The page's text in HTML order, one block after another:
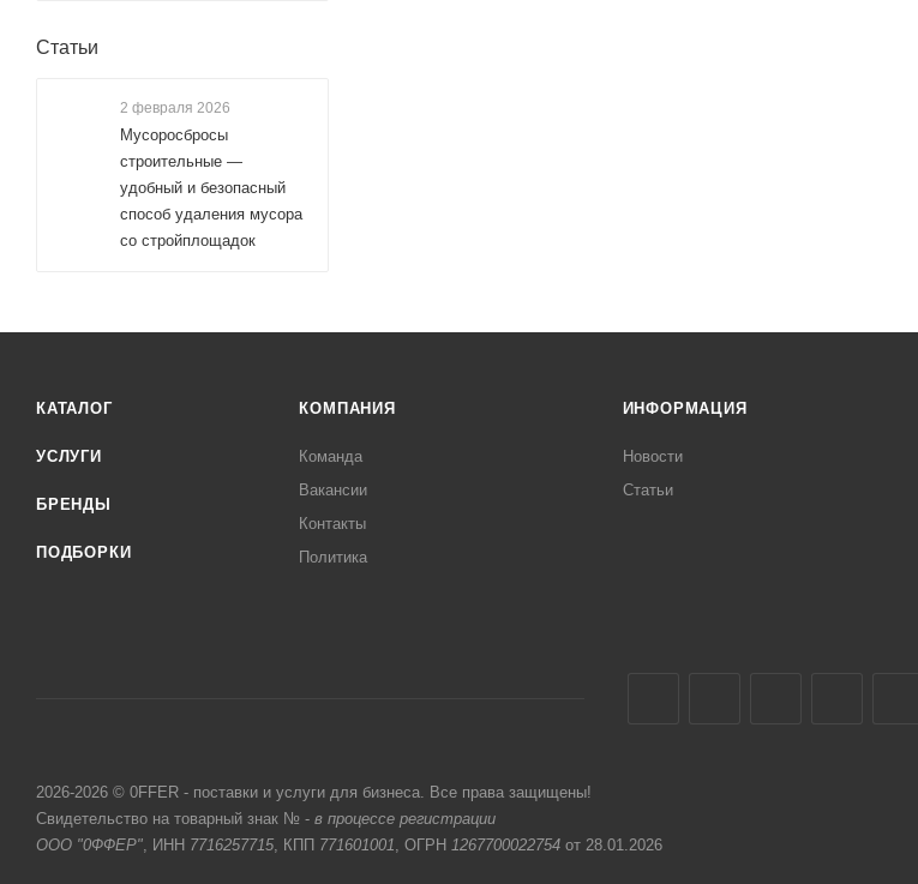
Статьи
2 февраля 2026
Мусоросбросы
строительные —
удобный и безопасный
способ удаления мусора
со стройплощадок
КАТАЛОГ
УСЛУГИ
БРЕНДЫ
ПОДБОРКИ
КОМПАНИЯ
Команда
Вакансии
Контакты
Политика
ИНФОРМАЦИЯ
Новости
Статьи
2026-2026 © 0FFER - поставки и услуги для бизнеса. Все права защищены!
Свидетельство на товарный знак № - в процессе регистрации
ООО "0ФФЕР", ИНН 7716257715, КПП 771601001, ОГРН 1267700022754 от 28.01.2026